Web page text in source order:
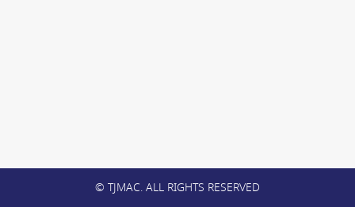
© TJMAC. ALL RIGHTS RESERVED